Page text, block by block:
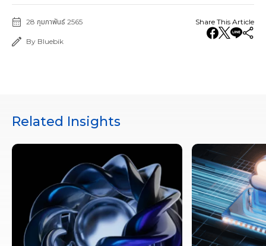
28 กุมภาพันธ์ 2565
By Bluebik
Share This Article
Related Insights